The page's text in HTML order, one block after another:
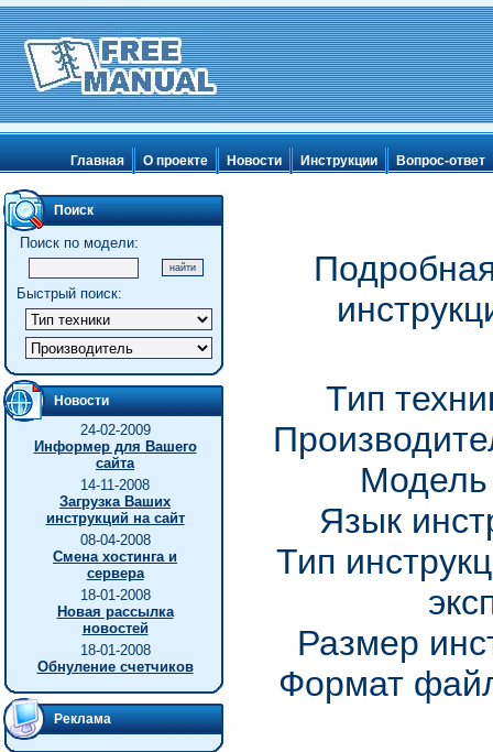
Главная О проекте Новости Инструкции Вопрос-ответ
Поиск
Поиск по модели:
Быстрый поиск:
Новости
24-02-2009
Информер для Вашего
сайта
14-11-2008
Загрузка Ваших
инструкций на сайт
08-04-2008
Смена хостинга и
сервера
18-01-2008
Новая рассылка
новостей
18-01-2008
Обнуление счетчиков
Реклама
Тип
Модель
Язык
Тип
Размер
Формат